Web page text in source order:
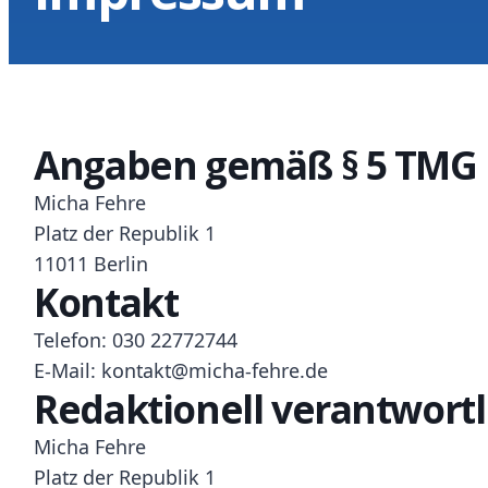
Angaben gemäß § 5 TMG
Micha Fehre
Platz der Republik 1
11011 Berlin
Kontakt
Telefon: 030 22772744
E-Mail: kontakt@micha-fehre.de
Redaktionell
Micha Fehre
Platz der Republik 1